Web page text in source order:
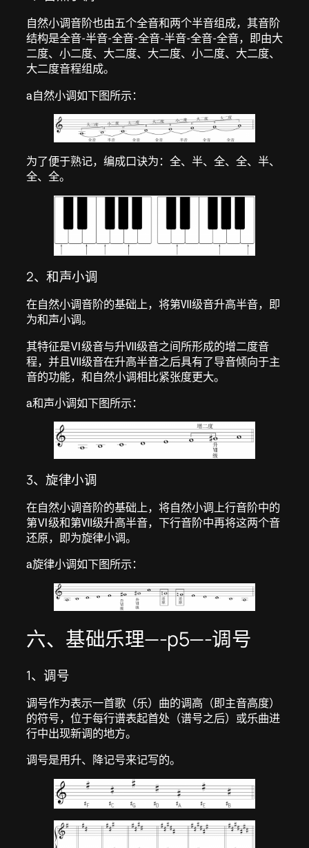
自然小调音阶也由五个全音和两个半音组成，其音阶
结构是全音-半音-全音-全音-半音-全音-全音，即由大
二度、小二度、大二度、大二度、小二度、大二度、
大二度音程组成。
a自然小调如下图所示：
为了便于熟记，编成口诀为：全、半、全、全、半、
全、全。
2、和声小调
在自然小调音阶的基础上，将第Ⅶ级音升高半音，即
为和声小调。
其特征是Ⅵ级音与升Ⅶ级音之间所形成的增二度音
程，并且Ⅶ级音在升高半音之后具有了导音倾向于主
音的功能，和自然小调相比紧张度更大。
a和声小调如下图所示：
3、旋律小调
在自然小调音阶的基础上，将自然小调上行音阶中的
第Ⅵ级和第Ⅶ级升高半音，下行音阶中再将这两个音
还原，即为旋律小调。
a旋律小调如下图所示：
六、基础乐理—-p5—-调号
1、调号
调号作为表示一首歌（乐）曲的调高（即主音高度）
的符号，位于每行谱表起首处（谱号之后）或乐曲进
行中出现新调的地方。
调号是用升、降记号来记写的。